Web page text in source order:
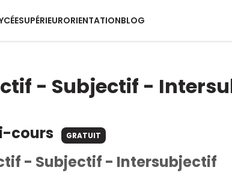
SUPÉRIEURORIENTATIONBLOG
- Subjectif -
cours GRATUIT
- Subjectif - Intersubjectif